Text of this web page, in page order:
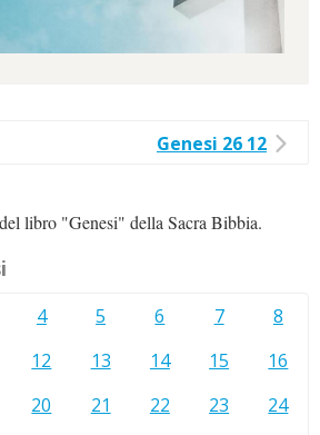
Genesi 26 12
libro "Genesi" della Sacra Bibbia.
4 5 6 7
8
12 13 14 15
16
20 21 22 23
24